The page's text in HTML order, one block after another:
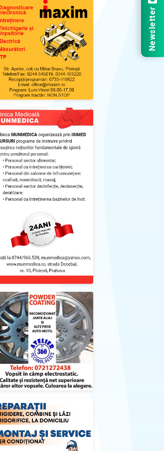
Newsletter